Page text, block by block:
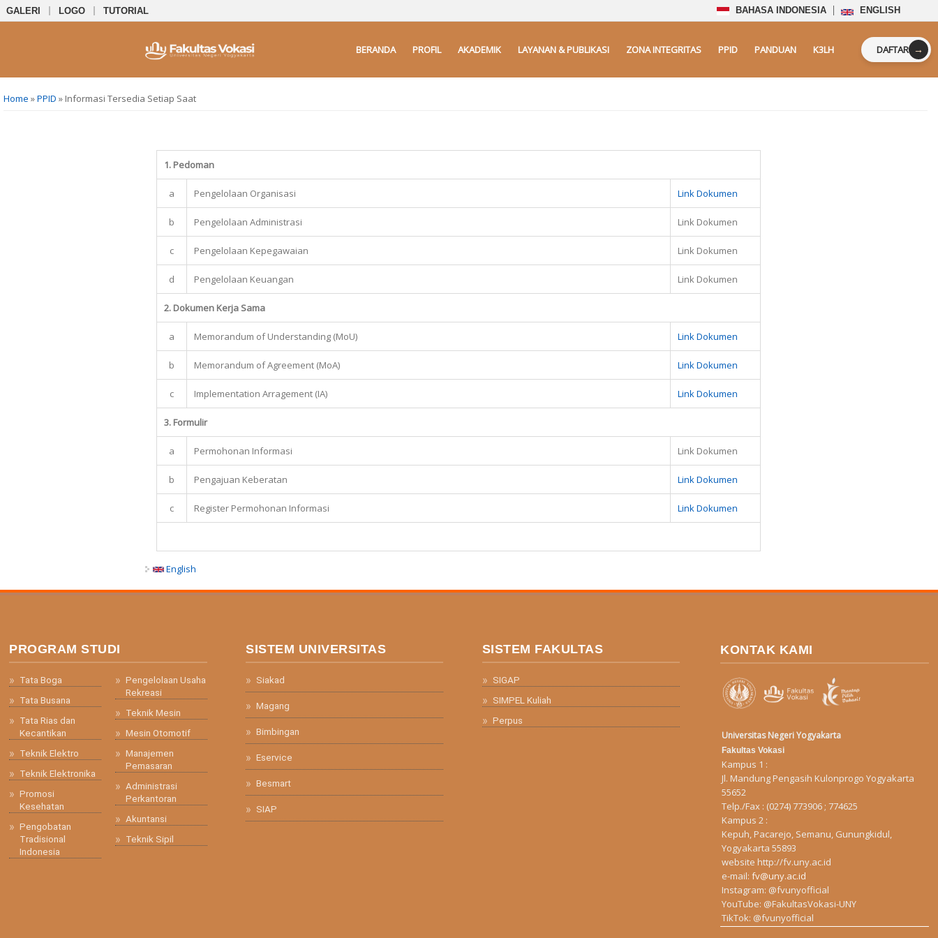
BAHASA INDONESIA ENGLISH
GALERI LOGO TUTORIAL
BERANDA PROFIL AKADEMIK LAYANAN & PUBLIKASI ZONA INTEGRITAS PPID PANDUAN K3LH DAFTAR →
You are here
Home »PPID » Informasi Tersedia Setiap Saat
1. Pedoman
a Pengelolaan Organisasi Link Dokumen
b Pengelolaan Administrasi Link Dokumen
c Pengelolaan Kepegawaian Link Dokumen
d Pengelolaan Keuangan Link Dokumen
2. Dokumen Kerja Sama
a Memorandum of Understanding (MoU) Link Dokumen
b Memorandum of Agreement (MoA) Link Dokumen
c Implementation Arragement (IA) Link Dokumen
3. Formulir
a Permohonan Informasi Link Dokumen
b Pengajuan Keberatan Link Dokumen
c Register Permohonan Informasi Link Dokumen
English
PROGRAM STUDI
Tata Boga
Tata Busana
Tata Rias dan
Kecantikan
Teknik Elektro
Teknik Elektronika
Promosi
Kesehatan
Pengobatan
Tradisional
Indonesia
Pengelolaan Usaha
Rekreasi
Teknik Mesin
Mesin Otomotif
Manajemen
Pemasaran
Administrasi
Perkantoran
Akuntansi
Teknik Sipil
SISTEM UNIVERSITAS
Siakad
Magang
Bimbingan
Eservice
Besmart
SIAP
SISTEM FAKULTAS
SIGAP
SIMPEL Kuliah
Perpus
KONTAK KAMI
Universitas Negeri Yogyakarta
Fakultas Vokasi
Kampus 1 :
Jl. Mandung Pengasih Kulonprogo Yogyakarta
55652
Telp./Fax : (0274) 773906 ; 774625
Kampus 2 :
Kepuh, Pacarejo, Semanu, Gunungkidul,
Yogyakarta 55893
website http://fv.uny.ac.id
e-mail:fv@uny.ac.id
Instagram: @fvunyofficial
YouTube: @FakultasVokasi-UNY
TikTok: @fvunyofficial